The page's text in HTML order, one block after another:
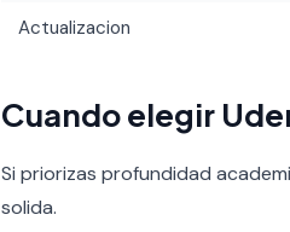
Actualizacion
Cuando elegir
Si priorizas profundidad
solida.